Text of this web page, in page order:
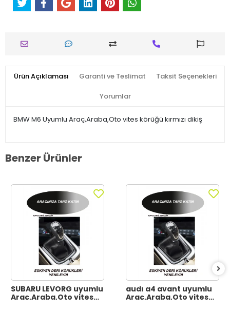
Ürün Açıklaması Garanti ve Teslimat Taksit Seçenekleri
Yorumlar
BMW M6 Uyumlu Araç,Araba,Oto vites körüğü kırmızı dikiş
Benzer Ürünler
SUBARU LEVORG uyumlu
Araç,Araba,Oto vites
audı a4 avant uyumlu
Araç,Araba,Oto vites